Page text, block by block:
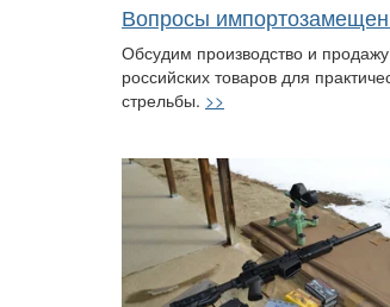
Вопросы
Обсудим производство и продажу
российских товаров для
стрельбы. >>